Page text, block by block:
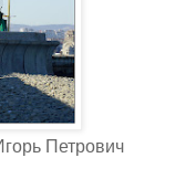
Петрович